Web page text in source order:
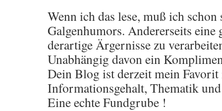
Wenn ich das lese, muß ich
Galgenhumors. Andererseits eine
derartige Ärgernisse zu
Unabhängig davon ein
Dein Blog ist derzeit mein Favorit
Informationsgehalt, Thematik
Eine echte Fundgrube !